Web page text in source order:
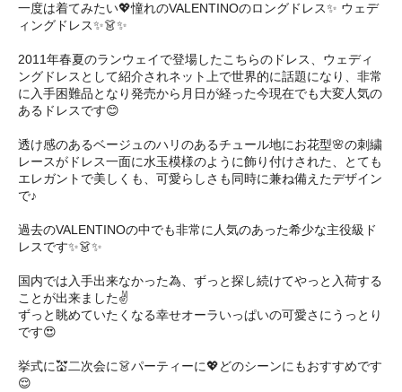
一度は着てみたい💖憧れのVALENTINOのロングドレス✨ ウェデ
ィングドレス✨👗✨
2011年春夏のランウェイで登場したこちらのドレス、ウェディ
ングドレスとして紹介されネット上で世界的に話題になり、非常
に入手困難品となり発売から月日が経った今現在でも大変人気の
あるドレスです😊
透け感のあるベージュのハリのあるチュール地にお花型🌸の刺繍
レースがドレス一面に水玉模様のように飾り付けされた、とても
エレガントで美しくも、可愛らしさも同時に兼ね備えたデザイン
で♪
過去のVALENTINOの中でも非常に人気のあった希少な主役級ド
レスです✨👗✨
国内では入手出来なかった為、ずっと探し続けてやっと入荷する
ことが出来ました✌️
ずっと眺めていたくなる幸せオーラいっぱいの可愛さにうっとり
です😍
挙式に💒二次会に👗パーティーに💖どのシーンにもおすすめです
😌